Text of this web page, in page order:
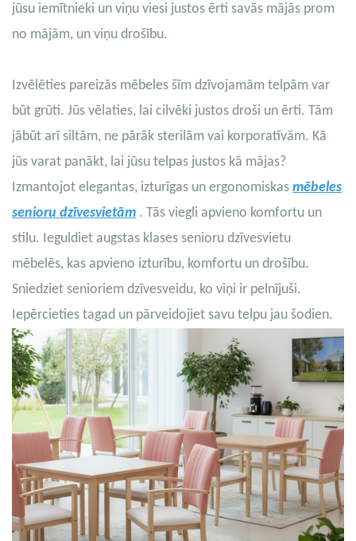
jūsu iemītnieki un viņu viesi justos ērti savās mājās prom
no mājām, un viņu drošību.
Izvēlēties pareizās mēbeles šīm dzīvojamām telpām var
būt grūti. Jūs vēlaties, lai cilvēki justos droši un ērti. Tām
jābūt arī siltām, ne pārāk sterilām vai korporatīvām. Kā
jūs varat panākt, lai jūsu telpas justos kā mājas?
Izmantojot elegantas, izturīgas un ergonomiskas mēbeles
senioru dzīvesvietām . Tās viegli apvieno komfortu un
stilu. Ieguldiet augstas klases senioru dzīvesvietu
mēbelēs, kas apvieno izturību, komfortu un drošību.
Sniedziet senioriem dzīvesveidu, ko viņi ir pelnījuši.
Iepērcieties tagad un pārveidojiet savu telpu jau šodien.